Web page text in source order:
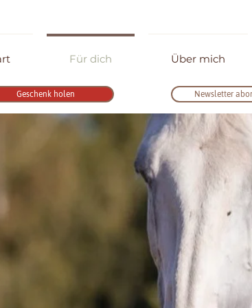
Für dich Über mich
Geschenk holen Newsletter